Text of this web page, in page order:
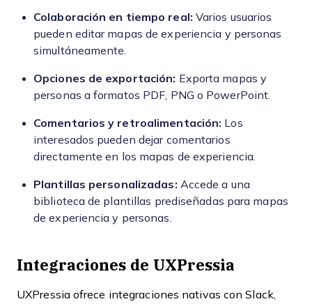
Colaboración en tiempo real: Varios usuarios
pueden editar mapas de experiencia y personas
simultáneamente.
Opciones de exportación: Exporta mapas y
personas a formatos PDF, PNG o PowerPoint.
Comentarios y retroalimentación: Los
interesados pueden dejar comentarios
directamente en los mapas de experiencia.
Plantillas personalizadas: Accede a una
biblioteca de plantillas prediseñadas para mapas
de experiencia y personas.
Integraciones de UXPressia
UXPressia ofrece integraciones nativas con Slack,